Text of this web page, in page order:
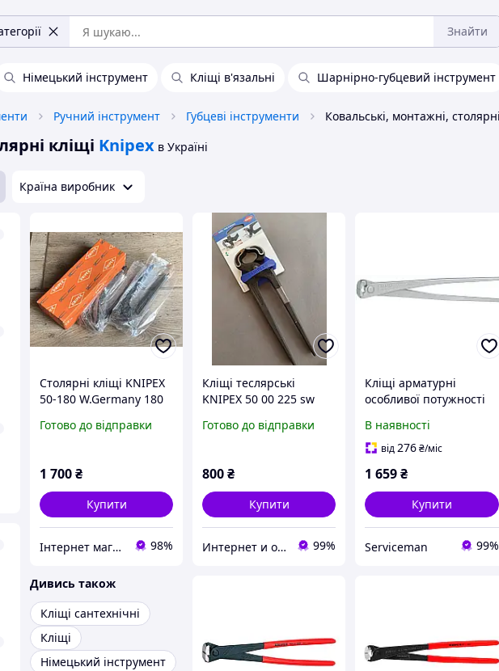
Знайти
Німецький інструмент Кліщі в'язальні Шарнірно-губцевий інструмент
Ручний інструмент Губцеві інструменти
кліщі Knipex в Україні
Країна виробник
Столярні кліщі KNIPEX
50-180 W.Germany 180
цвяхів (2 шт)
Готово до відправки
1 700₴
Купити
Iнтернет магазин Барахолочка 98%
Кліщі теслярські
KNIPEX 50 00 225 sw
Готово до відправки
800₴
Купити
Интернет и оффлайн магазин инструментов в Запорожье "Инструмент" 99%
Кліщі арматурні
особливої потужності
В наявності
від276₴/міс
1 659₴
Купити
Serviceman 99%
Дивись також
Кліщі сантехнічні
Кліщі
Німецький інструмент